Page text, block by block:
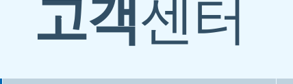
고객센터